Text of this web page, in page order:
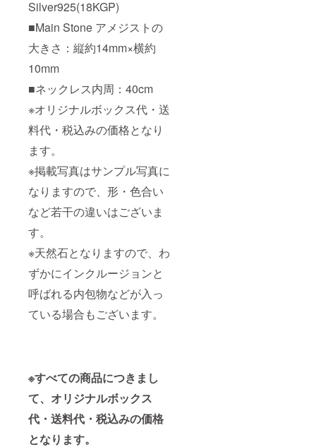
Silver925(18KGP)
■Main Stone アメジストの
大きさ：縦約14mm×横約
10mm
■ネックレス内周：40cm
※オリジナルボックス代・送
料代・税込みの価格となり
ます。
※掲載写真はサンプル写真に
なりますので、形・色合い
など若干の違いはございま
す。
※天然石となりますので、わ
ずかにインクルージョンと
呼ばれる内包物などが入っ
ている場合もございます。
※すべての商品につきまし
て、オリジナルボックス
代・送料代・税込みの価格
となります。